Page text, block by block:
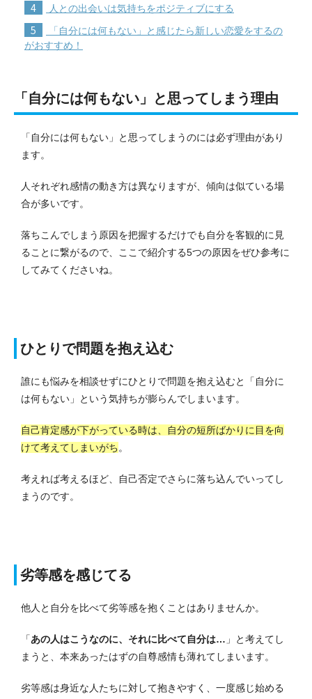
4 人との出会いは気持ちをポジティブにする
5
「自分には何もない」と感じたら新しい恋愛をするの
がおすすめ！
「自分には何もない」と思ってしまう理由
「自分には何もない」と思ってしまうのには必ず理由があり
ます。
人それぞれ感情の動き方は異なりますが、傾向は似ている場
合が多いです。
落ちこんでしまう原因を把握するだけでも自分を客観的に見
ることに繋がるので、ここで紹介する5つの原因をぜひ参考に
してみてくださいね。
ひとりで問題を抱え込む
誰にも悩みを相談せずにひとりで問題を抱え込むと「自分に
は何もない」という気持ちが膨らんでしまいます。
自己肯定感が下がっている時は、自分の短所ばかりに目を向
けて考えてしまいがち。
考えれば考えるほど、自己否定でさらに落ち込んでいってし
まうのです。
劣等感を感じてる
他人と自分を比べて劣等感を抱くことはありませんか。
「あの人はこうなのに、それに比べて自分は… 」と考えてし
まうと、本来あったはずの自尊感情も薄れてしまいます。
劣等感は身近な人たちに対して抱きやすく、一度感じ始める